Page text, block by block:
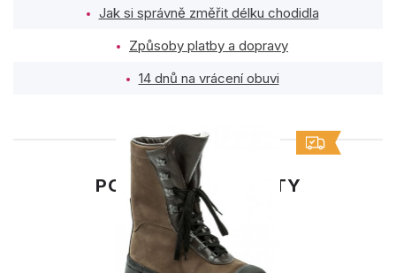
Jak si správně změřit délku chodidla
Způsoby platby a dopravy
14 dnů na vrácení obuvi
PODOBNÉ PRODUKTY